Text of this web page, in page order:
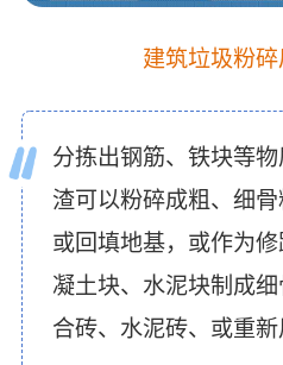
建筑垃圾粉
分拣出钢筋、铁块等
渣可以粉碎成粗、细骨
或回填地基，或作为
凝土块、水泥块制成
合砖、水泥砖、或重新